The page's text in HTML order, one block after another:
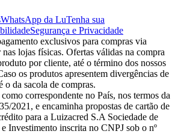
WhatsApp da LuTenha sua
Segurança e Privacidade
exclusivos para compras via
lojas físicas. Ofertas válidas na compra
por cliente, até o término dos nossos
os produtos apresentem divergências de
da sacola de compras.
correspondente no País, nos termos da
2021, e encaminha propostas de cartão de
para a Luizacred S.A Sociedade de
Investimento inscrita no CNPJ sob o nº